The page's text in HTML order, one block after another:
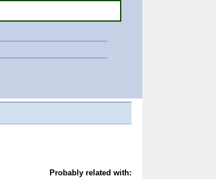
Probably related with: